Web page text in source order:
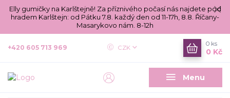
Elly gumičky na Karlštejně! Za příznivého počasí nás najdete pod
hradem Karlštejn: od Pátku 7.8. každý den od 11-17h, 8.8. Říčany-
Masarykovo nám. 8-12h
Menu
CZK
+420 605 713 969
0 ks
0 Kč